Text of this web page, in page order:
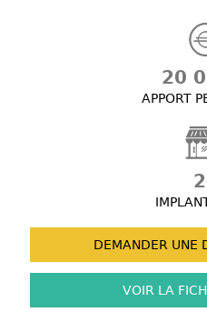
20
APPORT
DEMANDER UNE
VOIR LA